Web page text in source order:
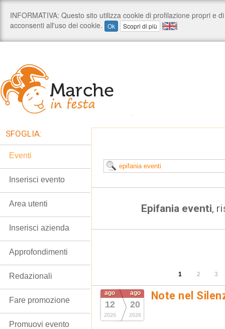
Epifania eventi,
1 2 3
ago
12
2026
ago
20
2026
Note nel
SFOGLIA:
Eventi
Inserisci evento
Area utenti
Inserisci azienda
Approfondimenti
Redazionali
Fare promozione
Promuovi evento